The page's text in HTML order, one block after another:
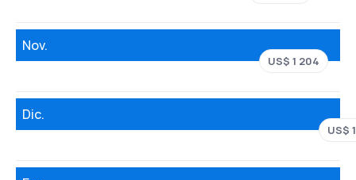
Nov.
US$ 1 204
Dic.
US$